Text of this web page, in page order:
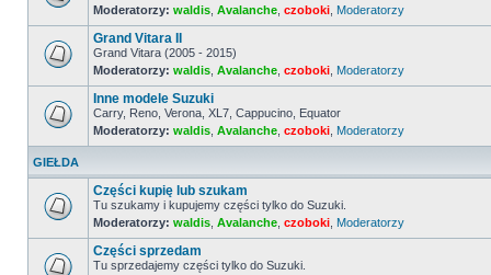
Nie
ma
nieprzeczytanych
postów
Moderatorzy: waldis Avalanche czoboki Moderatorzy
Nie
ma
nieprzeczytanych
postów
Grand Vitara II
Grand Vitara (2005 - 2015)
Moderatorzy: waldis Avalanche czoboki Moderatorzy
Nie
ma
Inne modele Suzuki
Carry, Reno, Verona, XL7, Cappucino, Equator
Moderatorzy: waldis Avalanche czoboki Moderatorzy
GIEŁDA
Nie
ma
nieprzeczytanych
postów
Części kupię lub szukam
Tu szukamy i kupujemy części tylko do Suzuki.
Moderatorzy: waldis Avalanche czoboki Moderatorzy
Części sprzedam
Tu sprzedajemy części tylko do Suzuki.